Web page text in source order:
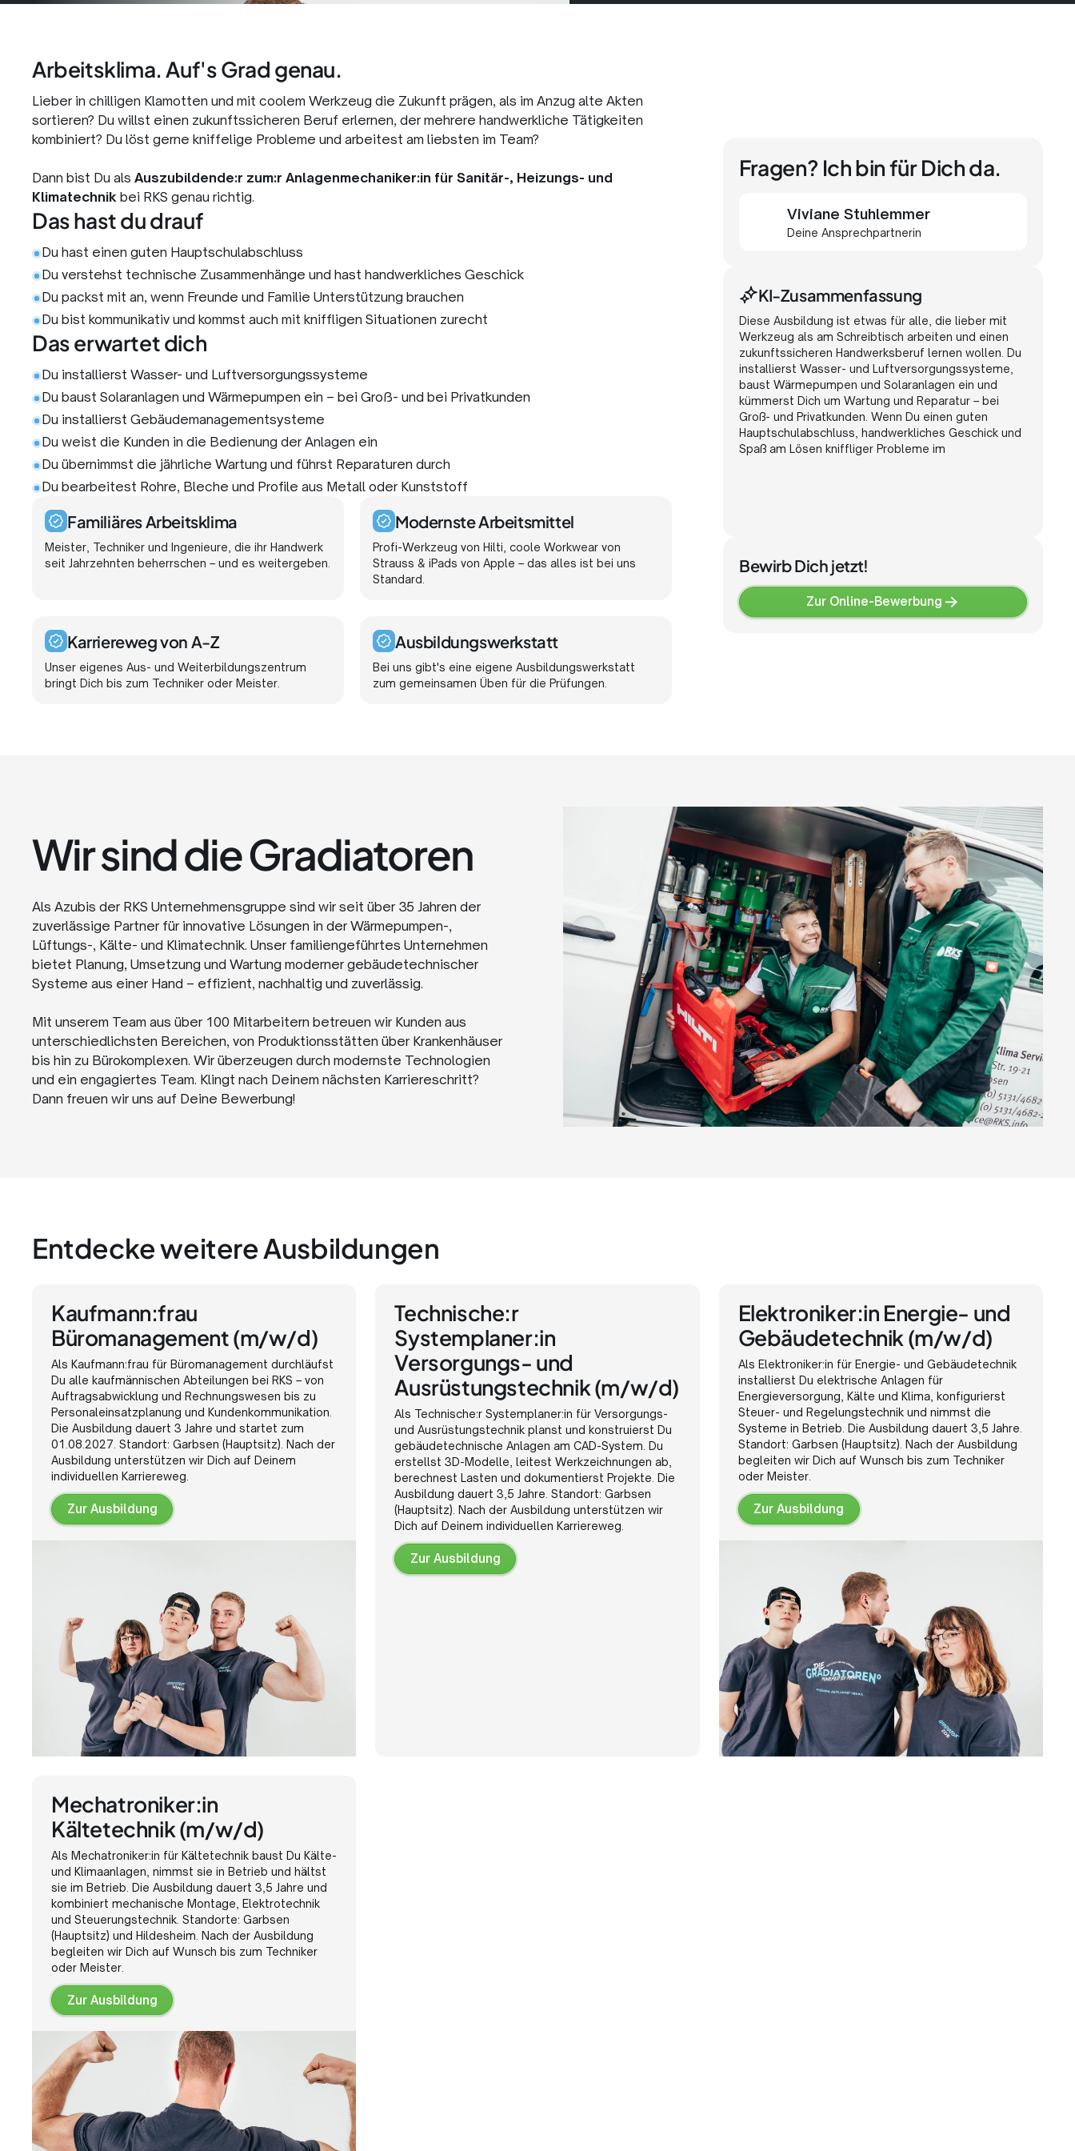
Arbeitsklima. Auf's Grad genau.
Lieber in chilligen Klamotten und mit coolem Werkzeug die Zukunft prägen, als im Anzug alte Akten
sortieren? Du willst einen zukunftssicheren Beruf erlernen, der mehrere handwerkliche Tätigkeiten
kombiniert? Du löst gerne kniffelige Probleme und arbeitest am liebsten im Team?
Dann bist Du als Auszubildende:r zum:r Anlagenmechaniker:in für Sanitär-, Heizungs- und
Klimatechnik bei RKS genau richtig.
Das hast du drauf
Du hast einen guten Hauptschulabschluss
Du verstehst technische Zusammenhänge und hast handwerkliches Geschick
Du packst mit an, wenn Freunde und Familie Unterstützung brauchen
Du bist kommunikativ und kommst auch mit kniffligen Situationen zurecht
Das erwartet dich
Du installierst Wasser- und Luftversorgungssysteme
Du baust Solaranlagen und Wärmepumpen ein – bei Groß- und bei Privatkunden
Du installierst Gebäudemanagementsysteme
Du weist die Kunden in die Bedienung der Anlagen ein
Du übernimmst die jährliche Wartung und führst Reparaturen durch
Du bearbeitest Rohre, Bleche und Profile aus Metall oder Kunststoff
Familiäres Arbeitsklima
Meister, Techniker und Ingenieure, die ihr Handwerk
seit Jahrzehnten beherrschen – und es weitergeben.
Modernste Arbeitsmittel
Profi-Werkzeug von Hilti, coole Workwear von
Strauss & iPads von Apple – das alles ist bei uns
Standard.
Karriereweg von A-Z
Unser eigenes Aus- und Weiterbildungszentrum
bringt Dich bis zum Techniker oder Meister.
Ausbildungswerkstatt
Bei uns gibt's eine eigene Ausbildungswerkstatt
zum gemeinsamen Üben für die Prüfungen.
Fragen? Ich bin für Dich da.
Viviane Stuhlemmer
Deine Ansprechpartnerin
KI-Zusammenfassung
Diese Ausbildung ist etwas für alle, die lieber mit
Werkzeug als am Schreibtisch arbeiten und einen
zukunftssicheren Handwerksberuf lernen wollen. Du
installierst Wasser- und Luftversorgungssysteme,
baust Wärmepumpen und Solaranlagen ein und
kümmerst Dich um Wartung und Reparatur – bei
Groß- und Privatkunden. Wenn Du einen guten
Hauptschulabschluss, handwerkliches Geschick und
Spaß am Lösen kniffliger Probleme im
Bewirb Dich jetzt!
Zur Online-Bewerbung
Zur
Wir sind die Gradiatoren
Als Azubis der RKS Unternehmensgruppe sind wir seit über 35 Jahren der
zuverlässige Partner für innovative Lösungen in der Wärmepumpen-,
Lüftungs-, Kälte- und Klimatechnik. Unser familiengeführtes Unternehmen
bietet Planung, Umsetzung und Wartung moderner gebäudetechnischer
Systeme aus einer Hand – effizient, nachhaltig und zuverlässig.
Mit unserem Team aus über 100 Mitarbeitern betreuen wir Kunden aus
unterschiedlichsten Bereichen, von Produktionsstätten über Krankenhäuser
bis hin zu Bürokomplexen. Wir überzeugen durch modernste Technologien
und ein engagiertes Team. Klingt nach Deinem nächsten Karriereschritt?
Dann freuen wir uns auf Deine Bewerbung!
Entdecke weitere Ausbildungen
Kaufmann:frau
Büromanagement (m/w/d)
Als Kaufmann:frau für Büromanagement durchläufst
Du alle kaufmännischen Abteilungen bei RKS – von
Auftragsabwicklung und Rechnungswesen bis zu
Personaleinsatzplanung und Kundenkommunikation.
Die Ausbildung dauert 3 Jahre und startet zum
01.08.2027. Standort: Garbsen (Hauptsitz). Nach der
Ausbildung unterstützen wir Dich auf Deinem
individuellen Karriereweg.
Zur Ausbildung
Zur
Technische:r
Systemplaner:in
Versorgungs- und
Ausrüstungstechnik (m/w/d)
Als Technische:r Systemplaner:in für Versorgungs-
und Ausrüstungstechnik planst und konstruierst Du
gebäudetechnische Anlagen am CAD-System. Du
erstellst 3D-Modelle, leitest Werkzeichnungen ab,
berechnest Lasten und dokumentierst Projekte. Die
Ausbildung dauert 3,5 Jahre. Standort: Garbsen
(Hauptsitz). Nach der Ausbildung unterstützen wir
Dich auf Deinem individuellen Karriereweg.
Zur Ausbildung
Zur
Elektroniker:in Energie- und
Gebäudetechnik (m/w/d)
Als Elektroniker:in für Energie- und Gebäudetechnik
installierst Du elektrische Anlagen für
Energieversorgung, Kälte und Klima, konfigurierst
Steuer- und Regelungstechnik und nimmst die
Systeme in Betrieb. Die Ausbildung dauert 3,5 Jahre.
Standort: Garbsen (Hauptsitz). Nach der Ausbildung
begleiten wir Dich auf Wunsch bis zum Techniker
oder Meister.
Zur Ausbildung
Zur
Mechatroniker:in
Kältetechnik (m/w/d)
Als Mechatroniker:in für Kältetechnik baust Du Kälte-
und Klimaanlagen, nimmst sie in Betrieb und hältst
sie im Betrieb. Die Ausbildung dauert 3,5 Jahre und
kombiniert mechanische Montage, Elektrotechnik
und Steuerungstechnik. Standorte: Garbsen
(Hauptsitz) und Hildesheim. Nach der Ausbildung
begleiten wir Dich auf Wunsch bis zum Techniker
oder Meister.
Zur Ausbildung
Zur
Ausbildung